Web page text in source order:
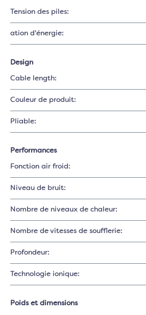
Tension des piles:
ation d'énergie:
Design
Cable length:
Couleur de produit:
Pliable:
Performances
Fonction air froid:
Niveau de bruit:
Nombre de niveaux de chaleur:
Nombre de vitesses de soufflerie:
Profondeur:
Technologie ionique:
Poids et dimensions